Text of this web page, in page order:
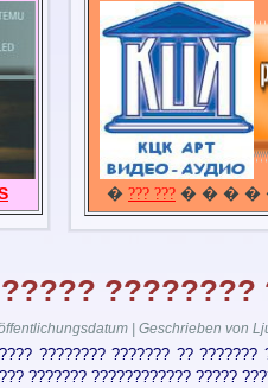
� ??? ??? � � � �
????????
| Geschrieben von
???????? ??????? ??
??????? ???????????? ?????